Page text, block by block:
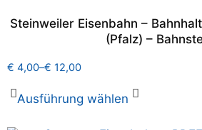
Steinweiler Eisenbahn –
(Pfalz) –
€ 4,00–€ 12,00
Ausführung wählen